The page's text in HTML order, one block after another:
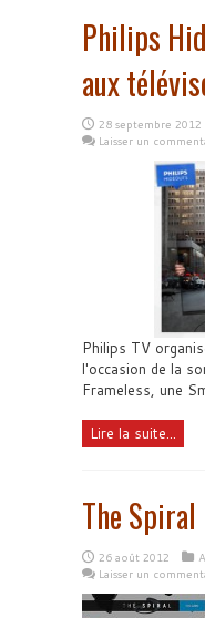
Philips
aux
28 septembre 2012
Laisser un
Philips TV
l'occasion de la
Frameless, une
Lire la suite...
The Spiral
26 août 2012
Laisser un